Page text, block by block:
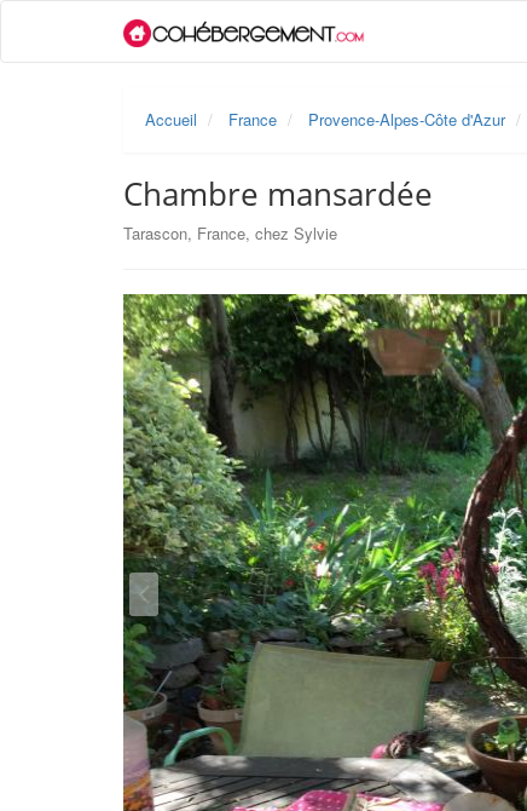
Accueil France Provence-Alpes-Côte d'Azur
Chambre mansardée
Tarascon, France, chez Sylvie